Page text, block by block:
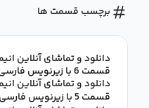
برچسب قسمت ها
قسمت 6 با زیرنویس فارسی
قسمت 5 با زیرنویس فارسی